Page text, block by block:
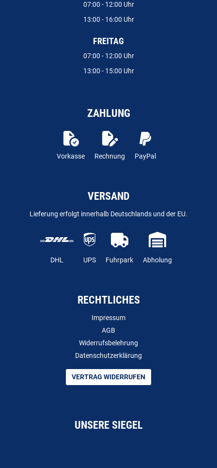
07:00 - 12:00 Uhr
13:00 - 16:00 Uhr
FREITAG
07:00 - 12:00 Uhr
13:00 - 15:00 Uhr
ZAHLUNG
Vorkasse Rechnung PayPal
VERSAND
Lieferung erfolgt innerhalb Deutschlands und der EU.
DHL UPS Fuhrpark Abholung
RECHTLICHES
Impressum
AGB
Widerrufsbelehrung
Datenschutzerklärung
VERTRAG WIDERRUFEN
UNSERE SIEGEL